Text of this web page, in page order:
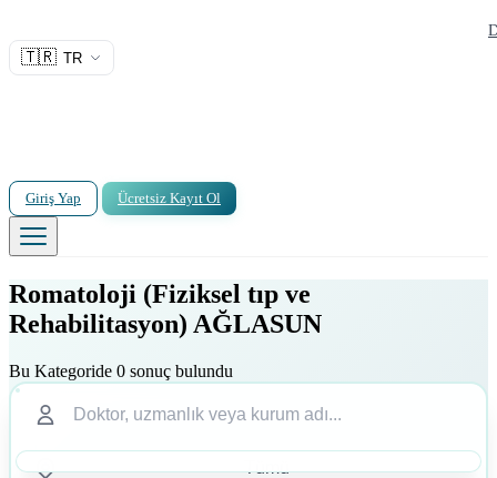
🇹🇷 TR
Giriş Yap Ücretsiz Kayıt Ol
Romatoloji (Fiziksel tıp ve
Rehabilitasyon) AĞLASUN
Bu Kategoride 0 sonuç bulundu